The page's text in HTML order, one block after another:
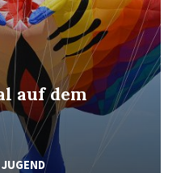
auf dem